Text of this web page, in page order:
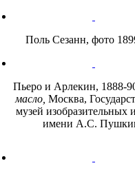
Поль Сезанн, фото
Пьеро и Арлекин, 1888-
масло, Москва,
музей изобразительных
имени А.С.